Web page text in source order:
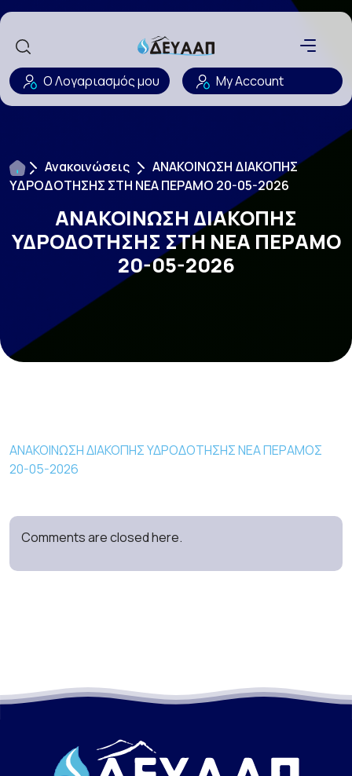
Ο Λογαριασμός μου My Account
Ανακοινώσεις
ΑΝΑΚΟΙΝΩΣΗ ΔΙΑΚΟΠΗΣ
ΥΔΡΟΔΟΤΗΣΗΣ ΣΤΗ ΝΕΑ ΠΕΡΑΜΟ 20-05-2026
ΑΝΑΚΟΙΝΩΣΗ ΔΙΑΚΟΠΗΣ
ΥΔΡΟΔΟΤΗΣΗΣ ΣΤΗ ΝΕΑ ΠΕΡΑΜΟ
20-05-2026
ΑΝΑΚΟΙΝΩΣΗ ΔΙΑΚΟΠΗΣ ΥΔΡΟΔΟΤΗΣΗΣ ΝΕΑ ΠΕΡΑΜΟΣ
20-05-2026
Comments are closed here.